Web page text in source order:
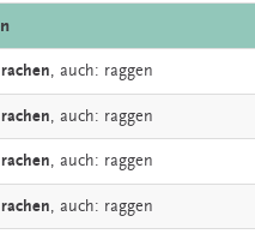
rachen, auch: raggen
rachen, auch: raggen
rachen, auch: raggen
rachen, auch: raggen